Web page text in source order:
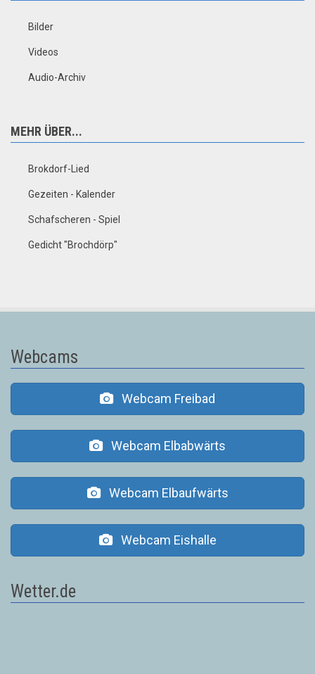
Bilder
Videos
Audio-Archiv
MEHR ÜBER...
Brokdorf-Lied
Gezeiten - Kalender
Schafscheren - Spiel
Gedicht "Brochdörp"
Webcams
Webcam Freibad
Webcam Elbabwärts
Webcam Elbaufwärts
Webcam Eishalle
Wetter.de